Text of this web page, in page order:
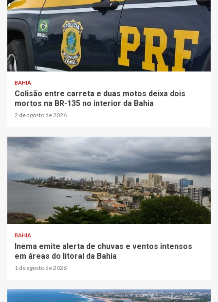
1 min read
BAHIA
Colisão entre carreta e duas motos deixa dois
mortos na BR-135 no interior da Bahia
2 de agosto de 2026
1 min read
BAHIA
Inema emite alerta de chuvas e ventos intensos
em áreas do litoral da Bahia
1 de agosto de 2026